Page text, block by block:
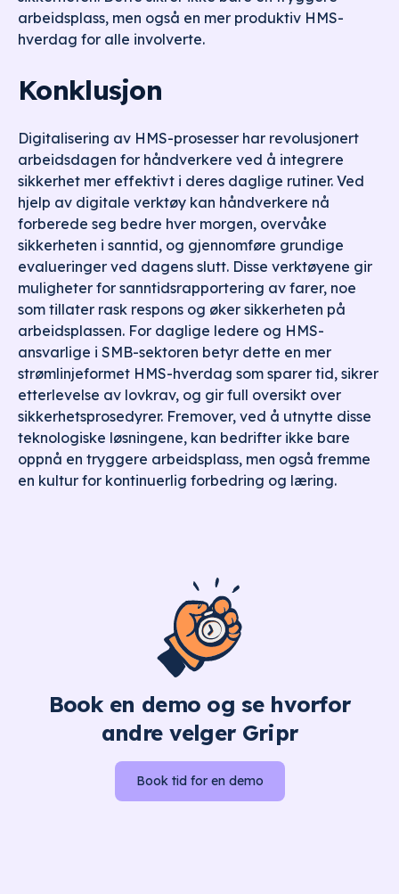
arbeidsplass, men også en mer produktiv HMS-
hverdag for alle involverte.
Konklusjon
Digitalisering av HMS-prosesser har revolusjonert
arbeidsdagen for håndverkere ved å integrere
sikkerhet mer effektivt i deres daglige rutiner. Ved
hjelp av digitale verktøy kan håndverkere nå
forberede seg bedre hver morgen, overvåke
sikkerheten i sanntid, og gjennomføre grundige
evalueringer ved dagens slutt. Disse verktøyene gir
muligheter for sanntidsrapportering av farer, noe
som tillater rask respons og øker sikkerheten på
arbeidsplassen. For daglige ledere og HMS-
ansvarlige i SMB-sektoren betyr dette en mer
strømlinjeformet HMS-hverdag som sparer tid, sikrer
etterlevelse av lovkrav, og gir full oversikt over
sikkerhetsprosedyrer. Fremover, ved å utnytte disse
teknologiske løsningene, kan bedrifter ikke bare
oppnå en tryggere arbeidsplass, men også fremme
en kultur for kontinuerlig forbedring og læring.
Book en demo og se hvorfor
andre velger Gripr
Book tid for en demo